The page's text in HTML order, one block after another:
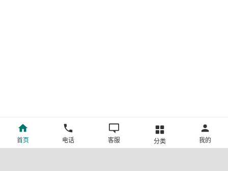
首页 电话 客服 分类 我的